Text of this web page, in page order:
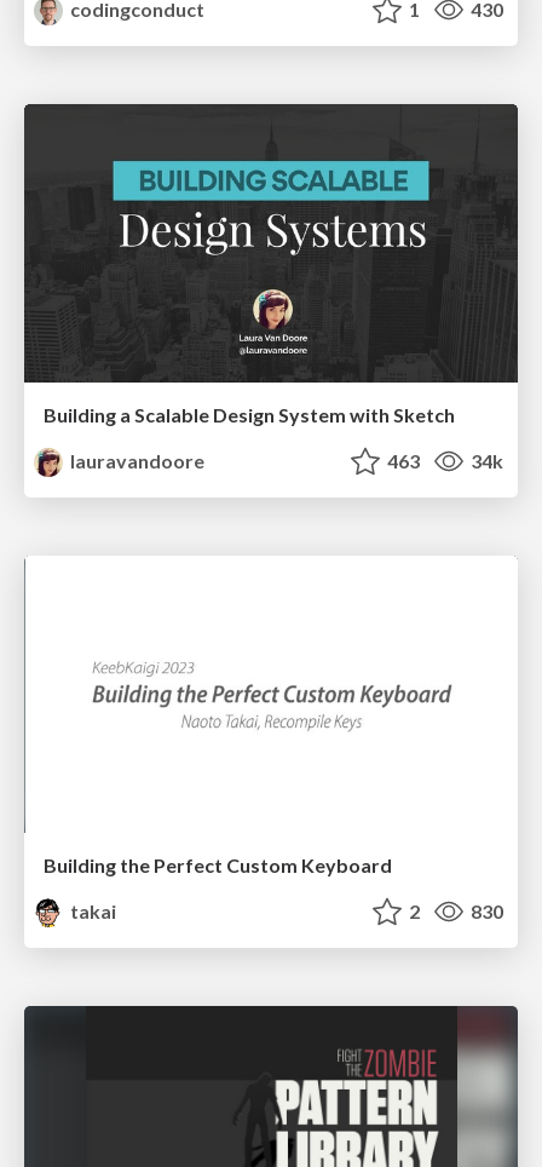
codingconduct
1 430
Building a Scalable Design System with Sketch
lauravandoore
463 34k
Building the Perfect Custom Keyboard
takai
2 830